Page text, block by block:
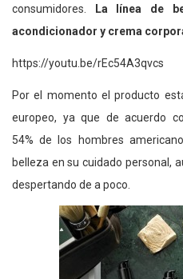
consumidores.
La línea de
acondicionador y crema
https://youtu.be/rEc54A3qvcs
Por el momento el producto
europeo, ya que de acuerdo
54% de los hombres
belleza en su cuidado personal,
despertando de a poco.